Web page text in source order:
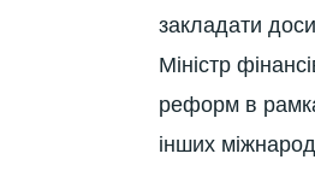
закладати
Міністр
реформ в
інших